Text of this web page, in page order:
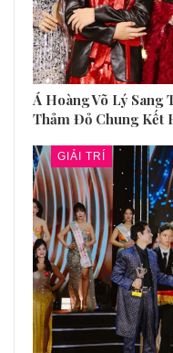
Á Hoàng Võ Lý
Thảm Đỏ Chung Kết
GIẢI TRÍ